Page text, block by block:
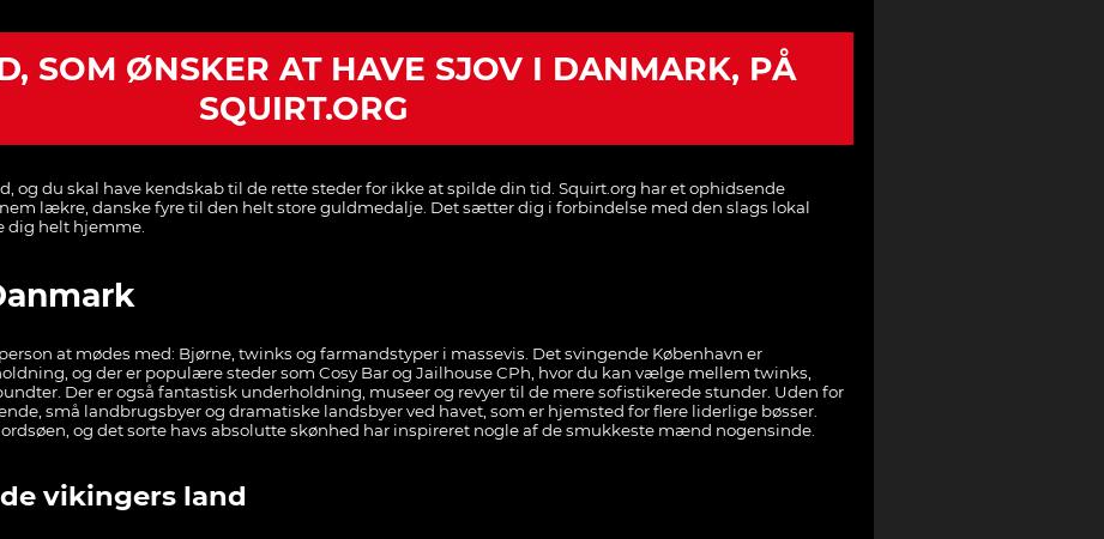
SOM ØNSKER AT HAVE SJOV I DANMARK, PÅ
SQUIRT.ORG
og du skal have kendskab til de rette steder for ikke at spilde din tid. Squirt.org har et ophidsende
lækre, danske fyre til den helt store guldmedalje. Det sætter dig i forbindelse med den slags lokal
dig helt hjemme.
at mødes med: Bjørne, twinks og farmandstyper i massevis. Det svingende København er
og der er populære steder som Cosy Bar og Jailhouse CPh, hvor du kan vælge mellem twinks,
Der er også fantastisk underholdning, museer og revyer til de mere sofistikerede stunder. Uden for
små landbrugsbyer og dramatiske landsbyer ved havet, som er hjemsted for flere liderlige bøsser.
og det sorte havs absolutte skønhed har inspireret nogle af de smukkeste mænd nogensinde.
vikingers land